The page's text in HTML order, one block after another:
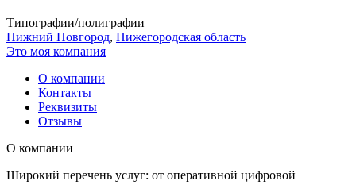
Типографии/полиграфии
Нижний Новгород, Нижегородская область
Это моя компания
О компании
Контакты
Реквизиты
Отзывы
О компании
Широкий перечень услуг: от оперативной цифровой